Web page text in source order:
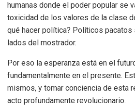
humanas donde el poder popular se
toxicidad de los valores de la clase
qué hacer política? Políticos pacatos
lados del mostrador.
Por eso la esperanza está en el
fundamentalmente en el presente.
mismos, y tomar conciencia de esta
acto profundamente revolucionario.